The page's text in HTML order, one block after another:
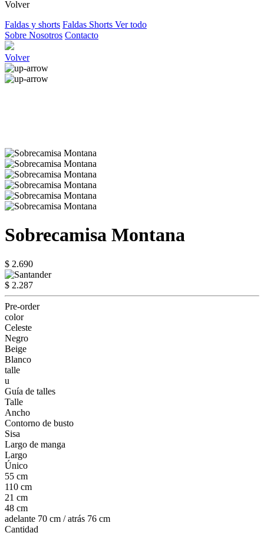
Volver
Faldas y shorts Faldas Shorts Ver todo
Sobre Nosotros Contacto
Volver
Sobrecamisa Montana
$ 2.690
$ 2.287
Pre-order
color
Celeste
Negro
Beige
Blanco
talle
u
Guía de talles
Talle
Ancho
Contorno de busto
Sisa
Largo de manga
Largo
Único
55 cm
110 cm
21 cm
48 cm
adelante 70 cm / atrás 76 cm
Cantidad